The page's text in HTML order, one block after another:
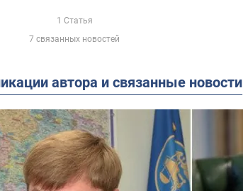
1 Статья
7 связанных новостей
автора и связанные новости